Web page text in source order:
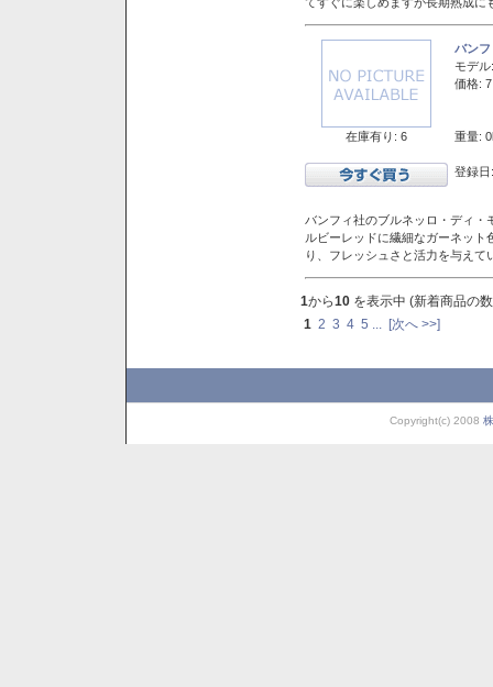
在庫有り: 6
バン
モデル:
価格:
重量:
登録
バンフィ社のブルネッロ・ディ
ルビーレッドに繊細なガーネッ
り、フレッシュさと活力を与え
1から10 を表示中 (新着商品の
1 2 3 4 5 [次へ >>]
Copyright(c) 2008